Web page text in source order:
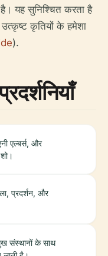
है। यह सुनिश्चित करता है
कृतियों के हमेशा
).
एल्बर्स, और
प्रदर्शन, और
संस्थानों के साथ